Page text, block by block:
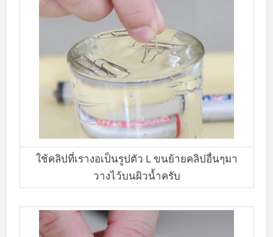
ใช้คลิปที่เรางอเป็นรูปตัว L ขนย้ายคลิปอื่นๆมา
วางไว้บนผิวน้ำครับ